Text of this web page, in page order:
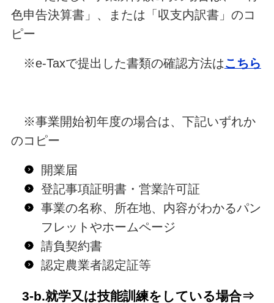
色申告決算書」、または「収支内訳書」のコ
ピー
※e-Taxで提出した書類の確認方法はこちら
※事業開始初年度の場合は、下記いずれか
のコピー
開業届
登記事項証明書・営業許可証
事業の名称、所在地、内容がわかるパン
フレットやホームページ
請負契約書
認定農業者認定証等
3-b.就学又は技能訓練をしている場合⇒